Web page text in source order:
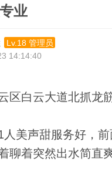
业
Lv.18 管理员
14:14:40
区白云大道北抓龙
人美声甜服务好，
聊着突然出水简直